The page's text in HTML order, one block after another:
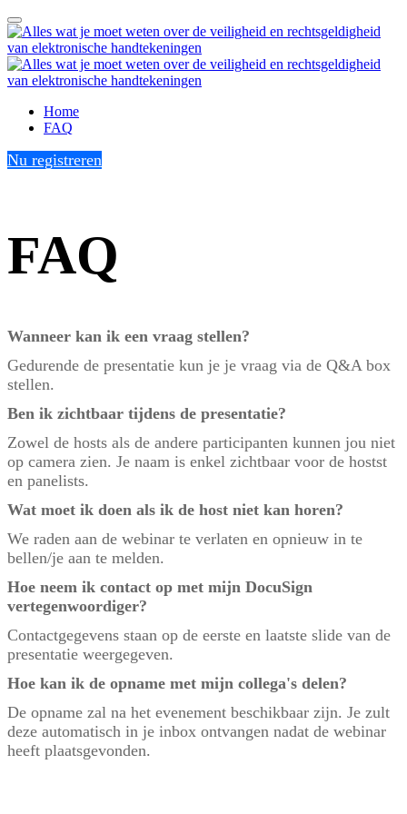
Home
FAQ
Nu registreren
FAQ
Wanneer kan ik een vraag stellen?
Gedurende de presentatie kun je je vraag via de Q&A box
stellen.
Ben ik zichtbaar tijdens de presentatie?
Zowel de hosts als de andere participanten kunnen jou niet
op camera zien. Je naam is enkel zichtbaar voor de hostst
en panelists.
Wat moet ik doen als ik de host niet kan horen?
We raden aan de webinar te verlaten en opnieuw in te
bellen/je aan te melden.
Hoe neem ik contact op met mijn DocuSign
vertegenwoordiger?
Contactgegevens staan op de eerste en laatste slide van de
presentatie weergegeven.
Hoe kan ik de opname met mijn collega's delen?
De opname zal na het evenement beschikbaar zijn. Je zult
deze automatisch in je inbox ontvangen nadat de webinar
heeft plaatsgevonden.